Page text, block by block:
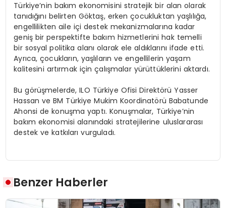
Türkiye’nin bakım ekonomisini stratejik bir alan olarak
tanıdığını belirten Göktaş, erken çocukluktan yaşlılığa,
engellilikten aile içi destek mekanizmalarına kadar
geniş bir perspektifte bakım hizmetlerini hak temelli
bir sosyal politika alanı olarak ele aldıklarını ifade etti.
Ayrıca, çocukların, yaşlıların ve engellilerin yaşam
kalitesini artırmak için çalışmalar yürüttüklerini aktardı.
Bu görüşmelerde, ILO Türkiye Ofisi Direktörü Yasser
Hassan ve BM Türkiye Mukim Koordinatörü Babatunde
Ahonsi de konuşma yaptı. Konuşmalar, Türkiye’nin
bakım ekonomisi alanındaki stratejilerine uluslararası
destek ve katkıları vurguladı.
Benzer Haberler